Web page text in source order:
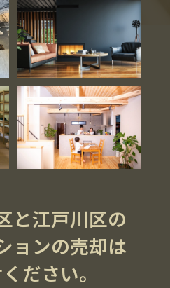
と江戸川区の
ョンの売却は
ださい。